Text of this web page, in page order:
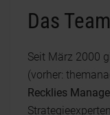
Das Team
Seit März 2000
(vorher:
Recklies